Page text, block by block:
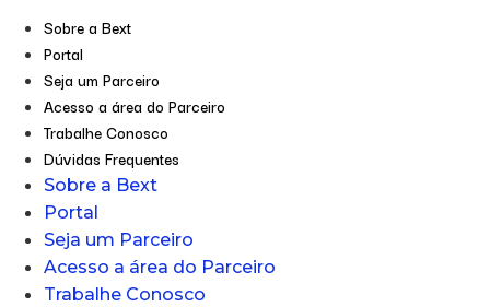
Sobre a Bext
Portal
Seja um Parceiro
Acesso a área do Parceiro
Trabalhe Conosco
Dúvidas Frequentes
Sobre a Bext
Portal
Seja um Parceiro
Acesso a área do Parceiro
Trabalhe Conosco